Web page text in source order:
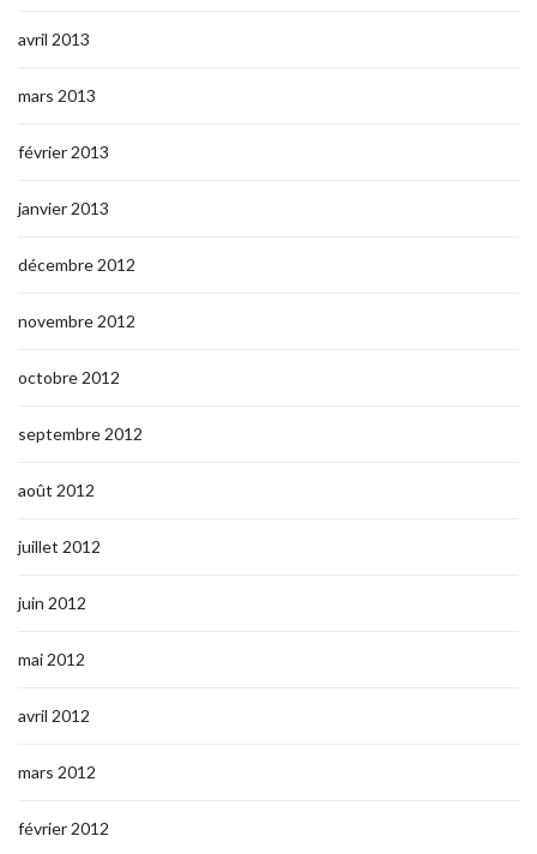
avril 2013
mars 2013
février 2013
janvier 2013
décembre 2012
novembre 2012
octobre 2012
septembre 2012
août 2012
juillet 2012
juin 2012
mai 2012
avril 2012
mars 2012
février 2012